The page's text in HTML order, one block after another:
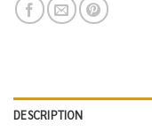
DESCRIPTION